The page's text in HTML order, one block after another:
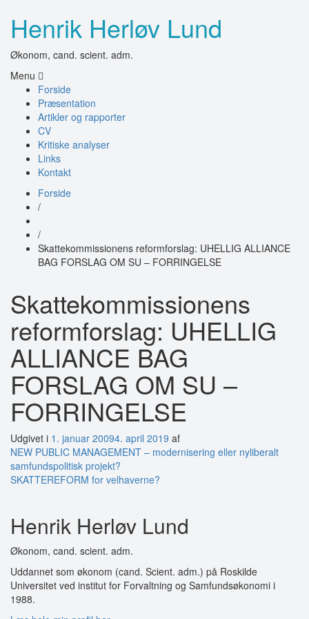
Henrik Herløv Lund
Økonom, cand. scient. adm.
Menu
Forside
Præsentation
Artikler og rapporter
CV
Kritiske analyser
Links
Kontakt
Forside
/
/
Skattekommissionens reformforslag: UHELLIG ALLIANCE
BAG FORSLAG OM SU – FORRINGELSE
Skattekommissionens
reformforslag: UHELLIG
ALLIANCE BAG
FORSLAG OM SU –
FORRINGELSE
Udgivet i 1. januar 20094. april 2019 af
Indlægsnavigation
NEW PUBLIC MANAGEMENT – modernisering eller nyliberalt
samfundspolitisk projekt?
SKATTEREFORM for velhaverne?
Henrik Herløv Lund
Økonom, cand. scient. adm.
Uddannet som økonom (cand. Scient. adm.) på Roskilde
Universitet ved institut for Forvaltning og Samfundsøkonomi i
1988.